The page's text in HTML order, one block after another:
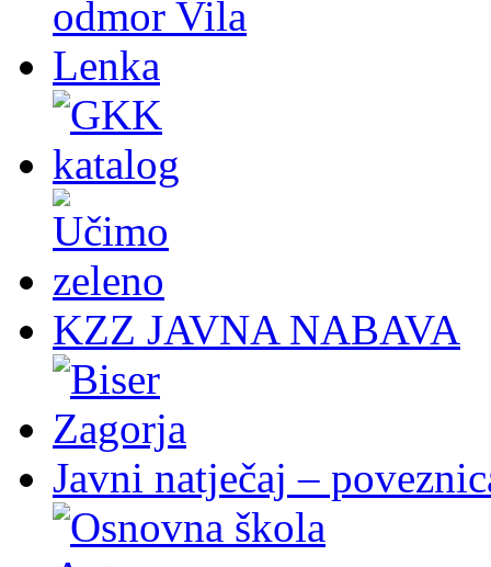
KZZ JAVNA NABAVA
Javni natječaj –